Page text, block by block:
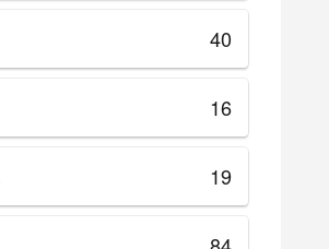
40
16
19